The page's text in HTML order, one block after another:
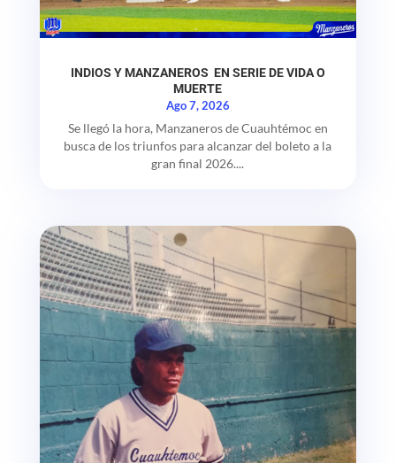
INDIOS Y MANZANEROS EN SERIE DE VIDA O
MUERTE
Ago 7, 2026
Se llegó la hora, Manzaneros de Cuauhtémoc en
busca de los triunfos para alcanzar del boleto a la
gran final 2026....